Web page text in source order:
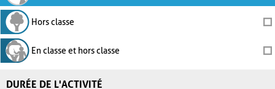
Hors classe
En classe et hors classe
DURÉE DE L'ACTIVITÉ